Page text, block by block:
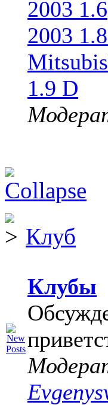
2003 1.6
2003
1.9 D
Клуб
Клубы